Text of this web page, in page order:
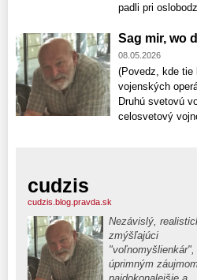
padli pri
Sag mir, wo
08.05.2026
(Povedz, kde tie
vojenských
Druhú svetovú
celosvetový
cudzis
cudzis.blog.pravda.sk
Nezávislý,
zmýšľajúci
"voľnomyšlienkár",
úprimným